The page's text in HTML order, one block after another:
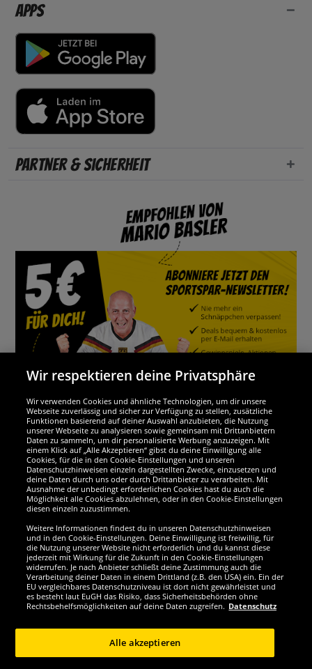
Apps
Partner & Sicherheit
Wir sind ausgezeichnet
Werde SportSpar-Fan!
Copyright © 2024 Sportspar GmbH, Gustav-Adolf-Ring 7, 04838 Eilenburg DE -
Wir respektieren deine Privatsphäre
Wir verwenden Cookies und ähnliche Technologien, um dir unsere
Webseite zuverlässig und sicher zur Verfügung zu stellen, zusätzliche
Funktionen basierend auf deiner Auswahl anzubieten, die Nutzung
unserer Webseite zu analysieren sowie gemeinsam mit Drittanbietern
Daten zu sammeln, um dir personalisierte Werbung anzuzeigen. Mit
einem Klick auf „Alle Akzeptieren“ gibst du deine Einwilligung alle
Cookies, für die in den Cookie-Einstellungen und unseren
Datenschutzhinweisen einzeln dargestellten Zwecke, einzusetzen und
deine Daten durch uns oder durch Drittanbieter zu verarbeiten. Mit
Ausnahme der unbedingt erforderlichen Cookies hast du auch die
Möglichkeit alle Cookies abzulehnen, oder in den Cookie-Einstellungen
diesen einzeln zuzustimmen.
Weitere Informationen findest du in unseren Datenschutzhinweisen
und in den Cookie-Einstellungen. Deine Einwilligung ist freiwillig, für
die Nutzung unserer Website nicht erforderlich und du kannst diese
jederzeit mit Wirkung für die Zukunft in den Cookie-Einstellungen
widerrufen. Je nach Anbieter schließt deine Zustimmung auch die
Verarbeitung deiner Daten in einem Drittland (z.B. den USA) ein. Ein der
EU vergleichbares Datenschutzniveau ist dort nicht gewährleistet und
es besteht laut EuGH das Risiko, dass Sicherheitsbehörden ohne
Rechtsbehelfsmöglichkeiten auf deine Daten zugreifen. Datenschutz
Alle akzeptieren